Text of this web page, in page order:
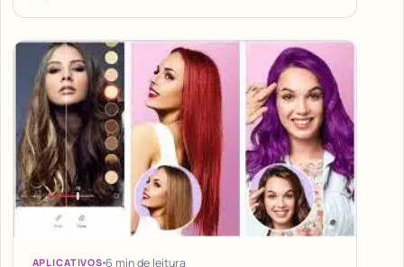
APLICATIVOS 6 min de leitura